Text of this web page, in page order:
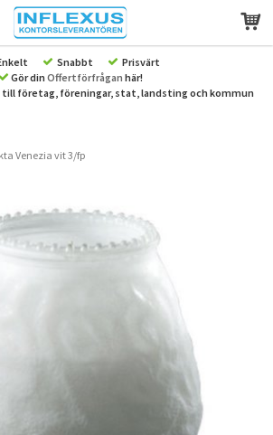
har blivit tillagd i varukorgen
Snabbt
Prisvärt
Gör din Offertförfrågan här!
till företag, föreningar, stat, landsting och kommun
Venezia vit 3/fp